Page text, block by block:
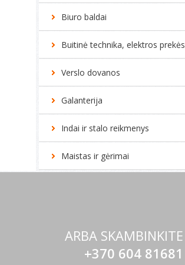
Biuro baldai
Buitinė technika, elektros prekės
Verslo dovanos
Galanterija
Indai ir stalo reikmenys
Maistas ir gėrimai
ARBA SKAMBINKITE
+370 604 81681